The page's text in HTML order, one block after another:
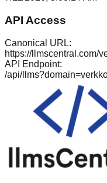
API Access
Canonical URL:
https://llmscentral.com/
API Endpoint:
/api/llms?domain=